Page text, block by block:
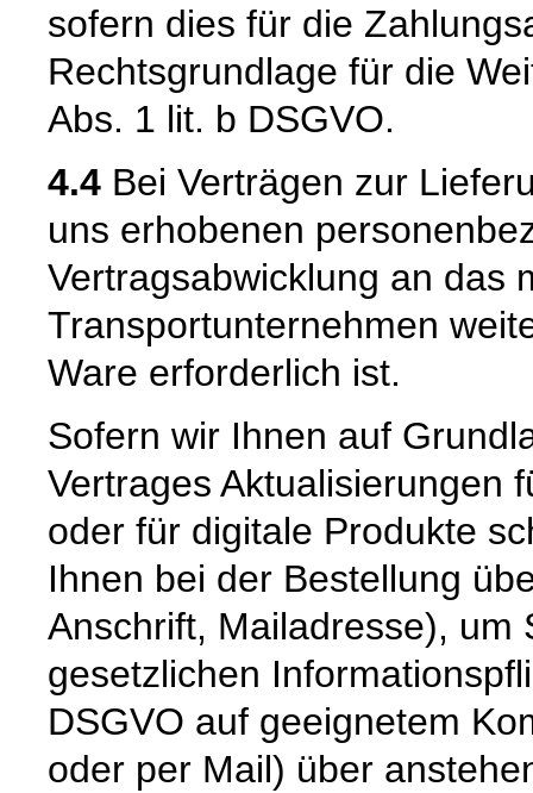
sofern dies für die
Rechtsgrundlage für die
Abs. 1 lit. b DSGVO.
4.4 Bei Verträgen zur
uns erhobenen
Vertragsabwicklung an das
Transportunternehmen
Ware erforderlich ist.
Sofern wir Ihnen auf
Vertrages Aktualisierungen
oder für digitale Produkte
Ihnen bei der Bestellung
Anschrift, Mailadresse), um
gesetzlichen
DSGVO auf geeignetem
oder per Mail) über